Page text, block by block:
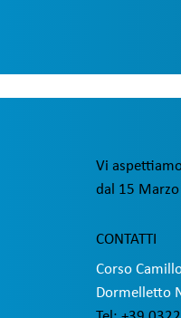
Vi
dal 15
CONTATTI
Corso
Dormelletto